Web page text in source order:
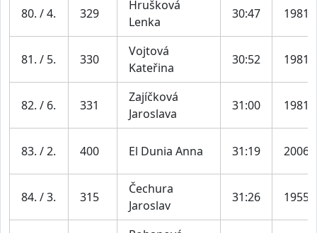
80. / 4. 329
Hrušková
Lenka
30:47 1981
81. / 5. 330
Vojtová
Kateřina
30:52 1981
82. / 6. 331
Zajíčková
Jaroslava
31:00 1981
83. / 2. 400 El Dunia Anna 31:19 2006
84. / 3. 315
Čechura
Jaroslav
31:26 1955